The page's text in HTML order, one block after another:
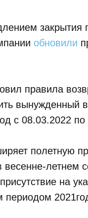
обновили
правила
вынужденный
с 08.03.2022 по
полетную
весенне-летнем
на
периодом